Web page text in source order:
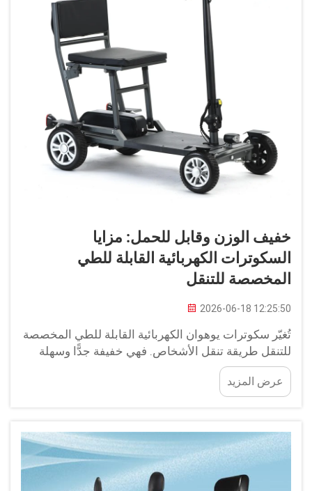
خفيف الوزن وقابل للحمل: مزايا
السكوترات الكهربائية القابلة للطي
المخصصة للتنقل
2026-06-18 12:25:50
تُغيّر سكوترات يوهوان الكهربائية القابلة للطي المخصصة
للتنقل طريقة تنقل الأشخاص. فهي خفيفة جدًّا وسهلة
الحمل، وهي ميزة كبيرة جدًّا. تخيل أنك تحمل سكوترك
معك إلى أي مكان دون عناء. مما يجعلها مثالية لجميع أنواع
الأشخاص، بدءًا من أولئك الذين يحتاجون مساعدة في
عرض المزيد